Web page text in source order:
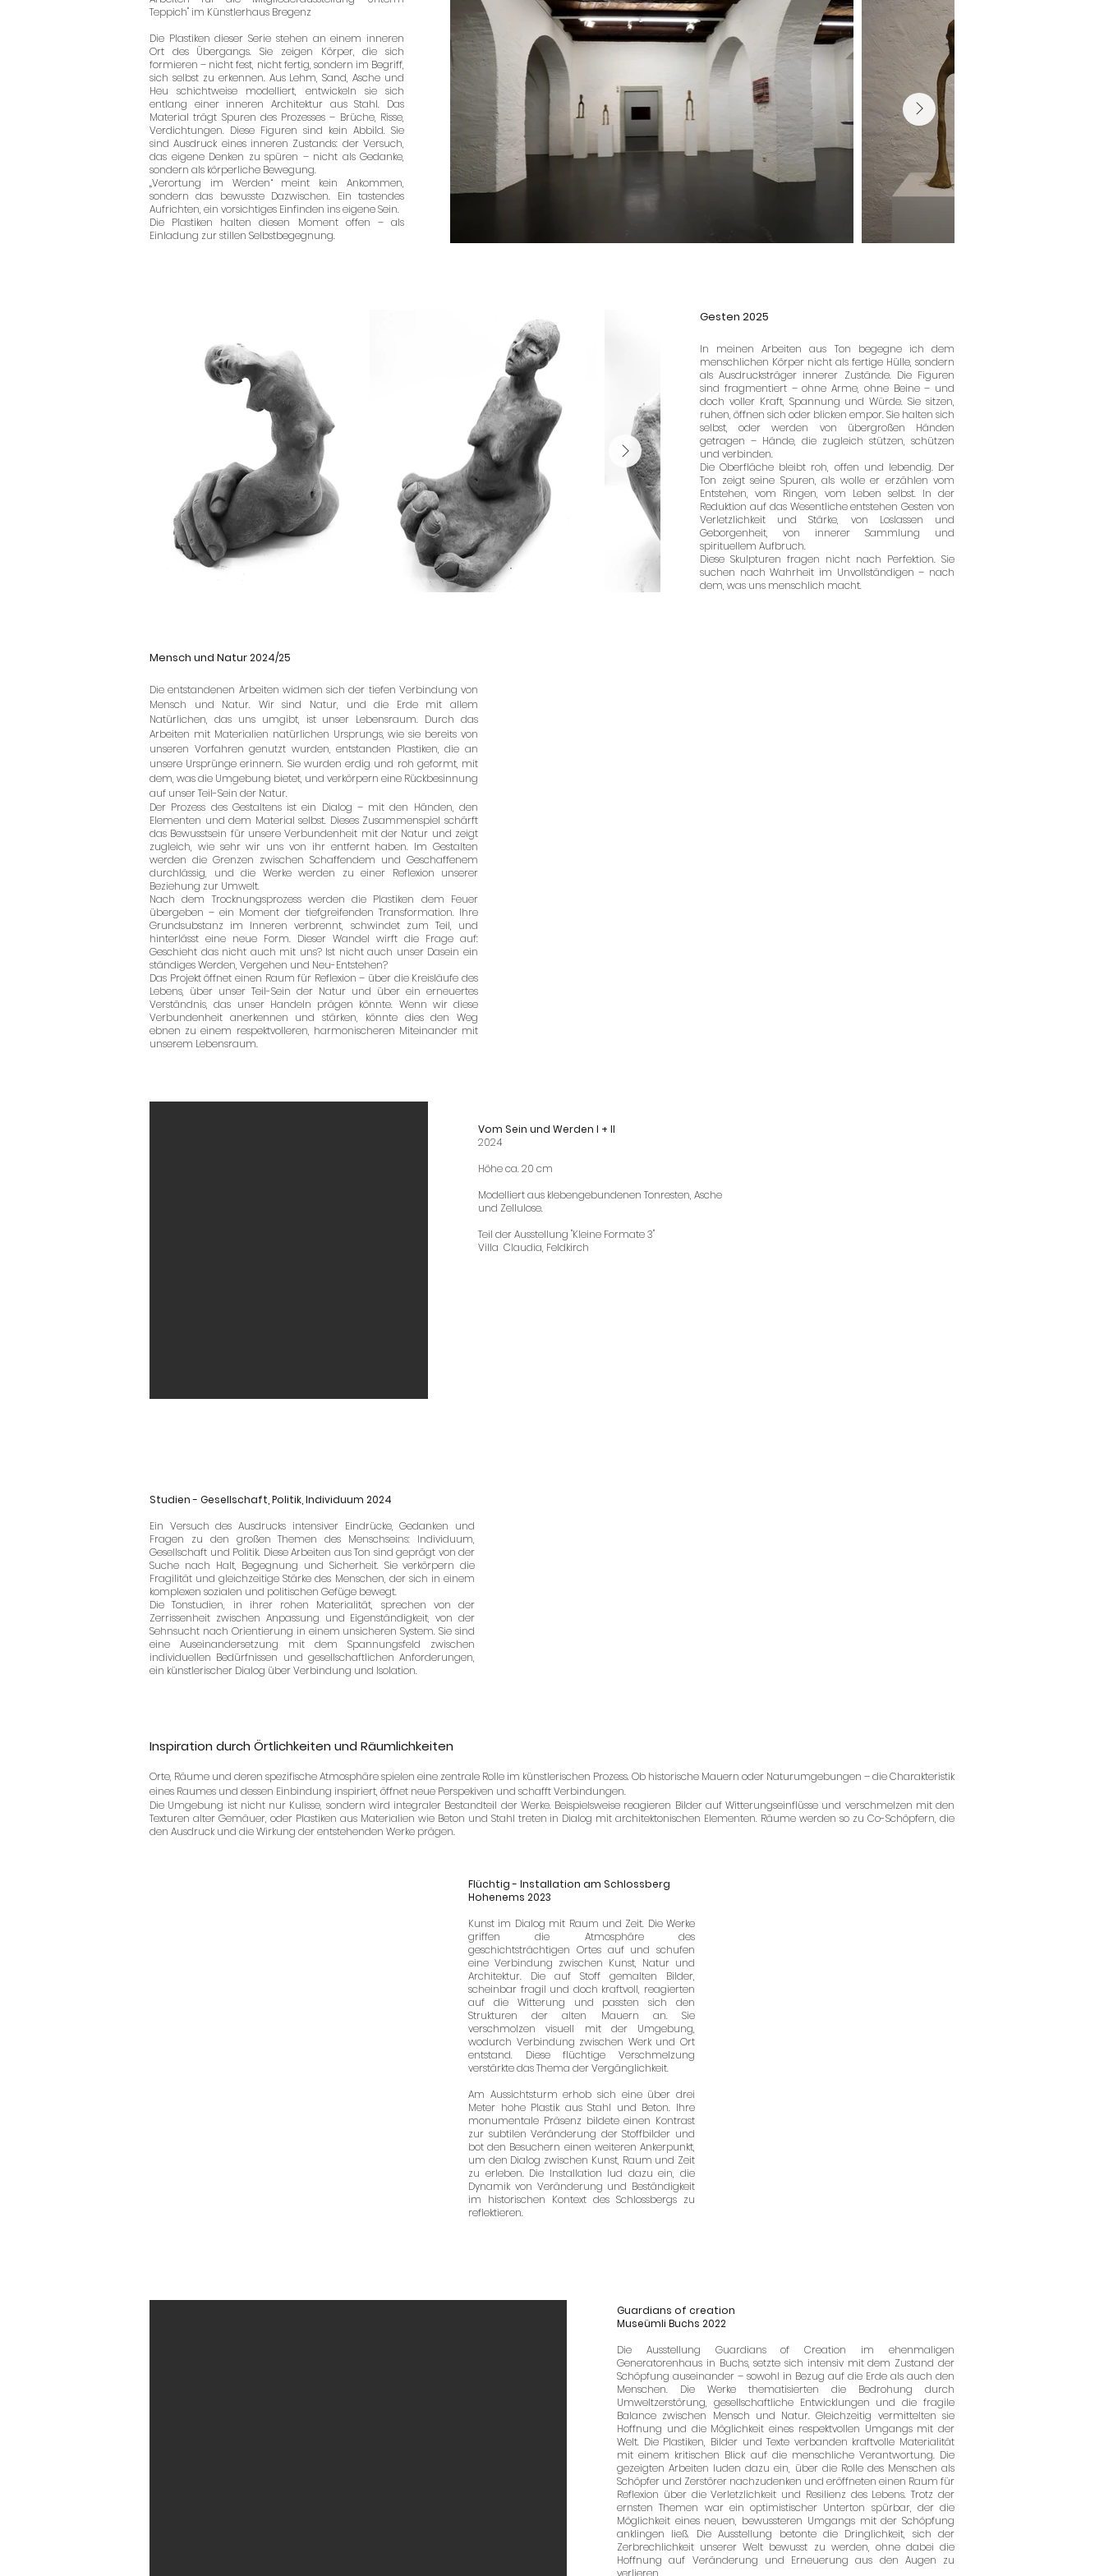
Teppich" im Künstlerhaus Bregenz
Die Plastiken dieser Serie stehen an einem inneren
Ort des Übergangs. Sie zeigen Körper, die sich
formieren – nicht fest, nicht fertig, sondern im Begriff,
sich selbst zu erkennen. Aus Lehm, Sand, Asche und
Heu schichtweise modelliert, entwickeln sie sich
entlang einer inneren Architektur aus Stahl. Das
Material trägt Spuren des Prozesses – Brüche, Risse,
Verdichtungen. Diese Figuren sind kein Abbild. Sie
sind Ausdruck eines inneren Zustands: der Versuch,
das eigene Denken zu spüren – nicht als Gedanke,
sondern als körperliche Bewegung.
„Verortung im Werden“ meint kein Ankommen,
sondern das bewusste Dazwischen. Ein tastendes
Aufrichten, ein vorsichtiges Einfinden ins eigene Sein.
Die Plastiken halten diesen Moment offen – als
Einladung zur stillen Selbstbegegnung.
Gesten 2025
In meinen Arbeiten aus Ton begegne ich dem
menschlichen Körper nicht als fertige Hülle, sondern
als Ausdrucksträger innerer Zustände. Die Figuren
sind fragmentiert – ohne Arme, ohne Beine – und
doch voller Kraft, Spannung und Würde. Sie sitzen,
ruhen, öffnen sich oder blicken empor. Sie halten sich
selbst, oder werden von übergroßen Händen
getragen – Hände, die zugleich stützen, schützen
und verbinden.
Die Oberfläche bleibt roh, offen und lebendig. Der
Ton zeigt seine Spuren, als wolle er erzählen vom
Entstehen, vom Ringen, vom Leben selbst. In der
Reduktion auf das Wesentliche entstehen Gesten von
Verletzlichkeit und Stärke, von Loslassen und
Geborgenheit, von innerer Sammlung und
spirituellem Aufbruch.
Diese Skulpturen fragen nicht nach Perfektion. Sie
suchen nach Wahrheit im Unvollständigen – nach
dem, was uns menschlich macht.
Mensch und Natur2024/25
Die entstandenen Arbeiten widmen sich der tiefen Verbindung von
Mensch und Natur. Wir sind Natur, und die Erde mit allem
Natürlichen, das uns umgibt, ist unser Lebensraum. Durch das
Arbeiten mit Materialien natürlichen Ursprungs, wie sie bereits von
unseren Vorfahren genutzt wurden, entstanden Plastiken, die an
unsere Ursprünge erinnern. Sie wurden erdig und roh geformt, mit
dem, was die Umgebung bietet, und verkörpern eine Rückbesinnung
auf unser Teil-Sein der Natur.
Der Prozess des Gestaltens ist ein Dialog – mit den Händen, den
Elementen und dem Material selbst. Dieses Zusammenspiel schärft
das Bewusstsein für unsere Verbundenheit mit der Natur und zeigt
zugleich, wie sehr wir uns von ihr entfernt haben. Im Gestalten
werden die Grenzen zwischen Schaffendem und Geschaffenem
durchlässig, und die Werke werden zu einer Reflexion unserer
Beziehung zur Umwelt.
Nach dem Trocknungsprozess werden die Plastiken dem Feuer
übergeben – ein Moment der tiefgreifenden Transformation. Ihre
Grundsubstanz im Inneren verbrennt, schwindet zum Teil, und
hinterlässt eine neue Form. Dieser Wandel wirft die Frage auf:
Geschieht das nicht auch mit uns? Ist nicht auch unser Dasein ein
ständiges Werden, Vergehen und Neu-Entstehen?
Das Projekt öffnet einen Raum für Reflexion – über die Kreisläufe des
Lebens, über unser Teil-Sein der Natur und über ein erneuertes
Verständnis, das unser Handeln prägen könnte. Wenn wir diese
Verbundenheit anerkennen und stärken, könnte dies den Weg
ebnen zu einem respektvolleren, harmonischeren Miteinander mit
unserem Lebensraum.
Studien - Gesellschaft, Politik, Individuum 2024
Ein Versuch des Ausdrucks intensiver Eindrücke, Gedanken und
Fragen zu den großen Themen des Menschseins: Individuum,
Gesellschaft und Politik. Diese Arbeiten aus Ton sind geprägt von der
Suche nach Halt, Begegnung und Sicherheit. Sie verkörpern die
Fragilität und gleichzeitige Stärke des Menschen, der sich in einem
komplexen sozialen und politischen Gefüge bewegt.
Die Tonstudien, in ihrer rohen Materialität, sprechen von der
Zerrissenheit zwischen Anpassung und Eigenständigkeit, von der
Sehnsucht nach Orientierung in einem unsicheren System. Sie sind
eine Auseinandersetzung mit dem Spannungsfeld zwischen
individuellen Bedürfnissen und gesellschaftlichen Anforderungen,
ein künstlerischer Dialog über Verbindung und Isolation.
Vom Sein und Werden I + II
2024
Höhe ca. 20 cm
Modelliert aus klebengebundenen Tonresten, Asche
und Zellulose.
Teil der Ausstellung "Kleine Formate 3"
Villa Claudia, Feldkirch
Inspiration durch Örtlichkeiten und Räumlichkeiten
Orte, Räume und deren spezifische Atmosphäre spielen eine zentrale Rolle im künstlerischen Prozess. Ob historische Mauern oder Naturumgebungen – die Charakteristik
eines Raumes und dessen Einbindung inspiriert, öffnet neue Perspekiven und schafft Verbindungen.
Die Umgebung ist nicht nur Kulisse, sondern wird integraler Bestandteil der Werke. Beispielsweise reagieren Bilder auf Witterungseinflüsse und verschmelzen mit den
Texturen alter Gemäuer, oder Plastiken aus Materialien wie Beton und Stahl treten in Dialog mit architektonischen Elementen. Räume werden so zu Co-Schöpfern, die
den Ausdruck und die Wirkung der entstehenden Werke prägen.
Flüchtig - Installation am Schlossberg
Hohenems 2023
Kunst im Dialog mit Raum und Zeit. Die Werke
griffen die Atmosphäre des
geschichtsträchtigen Ortes auf und schufen
eine Verbindung zwischen Kunst, Natur und
Architektur. Die auf Stoff gemalten Bilder,
scheinbar fragil und doch kraftvoll, reagierten
auf die Witterung und passten sich den
Strukturen der alten Mauern an. Sie
verschmolzen visuell mit der Umgebung,
wodurch Verbindung zwischen Werk und Ort
entstand. Diese flüchtige Verschmelzung
verstärkte das Thema der Vergänglichkeit.
Am Aussichtsturm erhob sich eine über drei
Meter hohe Plastik aus Stahl und Beton. Ihre
monumentale Präsenz bildete einen Kontrast
zur subtilen Veränderung der Stoffbilder und
bot den Besuchern einen weiteren Ankerpunkt,
um den Dialog zwischen Kunst, Raum und Zeit
zu erleben. Die Installation lud dazu ein, die
Dynamik von Veränderung und Beständigkeit
im historischen Kontext des Schlossbergs zu
reflektieren.
Guardians of creation
Museümli Buchs 2022
Die Ausstellung Guardians of Creation im ehenmaligen
Generatorenhaus in Buchs, setzte sich intensiv mit dem Zustand der
Schöpfung auseinander – sowohl in Bezug auf die Erde als auch den
Menschen. Die Werke thematisierten die Bedrohung durch
Umweltzerstörung, gesellschaftliche Entwicklungen und die fragile
Balance zwischen Mensch und Natur. Gleichzeitig vermittelten sie
Hoffnung und die Möglichkeit eines respektvollen Umgangs mit der
Welt. Die Plastiken, Bilder und Texte verbanden kraftvolle Materialität
mit einem kritischen Blick auf die menschliche Verantwortung. Die
gezeigten Arbeiten luden dazu ein, über die Rolle des Menschen als
Schöpfer und Zerstörer nachzudenken und eröffneten einen Raum für
Reflexion über die Verletzlichkeit und Resilienz des Lebens. Trotz der
ernsten Themen war ein optimistischer Unterton spürbar, der die
Möglichkeit eines neuen, bewussteren Umgangs mit der Schöpfung
anklingen ließ. Die Ausstellung betonte die Dringlichkeit, sich der
Zerbrechlichkeit unserer Welt bewusst zu werden, ohne dabei die
Hoffnung auf Veränderung und Erneuerung aus den Augen zu
verlieren​.